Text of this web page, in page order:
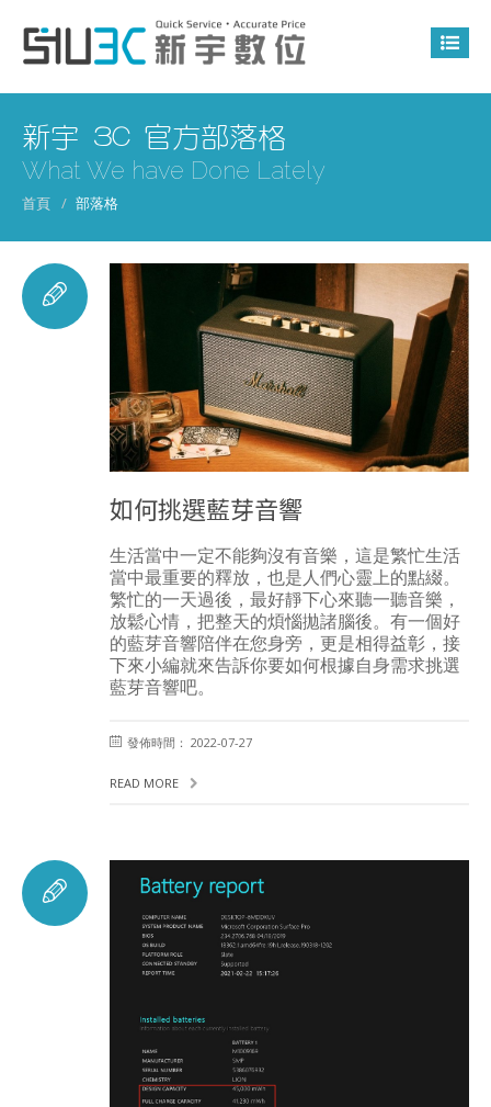
新宇 3C 官方部落格
What We have Done Lately
首頁 部落格
如何挑選藍芽音響
生活當中一定不能夠沒有音樂，這是繁忙生活
當中最重要的釋放，也是人們心靈上的點綴。
繁忙的一天過後，最好靜下心來聽一聽音樂，
放鬆心情，把整天的煩惱拋諸腦後。有一個好
的藍芽音響陪伴在您身旁，更是相得益彰，接
下來小編就來告訴你要如何根據自身需求挑選
藍芽音響吧。
發佈時間： 2022-07-27
READ MORE